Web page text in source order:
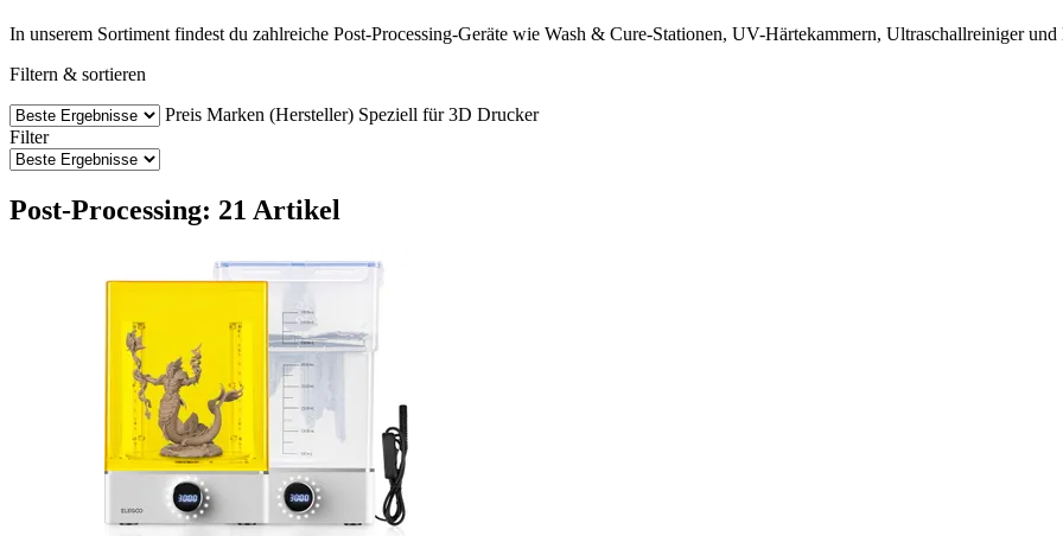
In unserem Sortiment findest du zahlreiche Post-Processing-Geräte wie Wash & Cure-Stationen, UV-Härtekammern, Ultraschallreiniger
Filtern & sortieren
Preis Marken (Hersteller) Speziell für 3D Drucker
Filter
Post-Processing: 21 Artikel